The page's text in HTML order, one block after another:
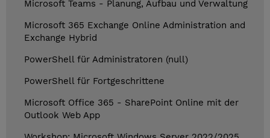
Microsoft Teams - Planung, Aufbau und Verwaltung
Microsoft 365 Exchange Online Administration and
Exchange Hybrid
PowerShell für Administratoren (null)
PowerShell für Fortgeschrittene
Microsoft Office 365 - SharePoint Online mit der
Outlook Web App